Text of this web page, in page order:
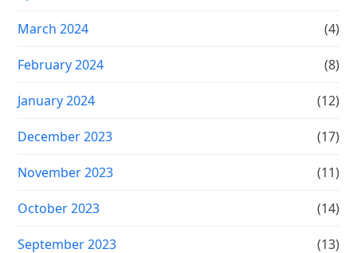
March 2024 (4)
February 2024 (8)
January 2024 (12)
December 2023 (17)
November 2023 (11)
October 2023 (14)
September 2023 (13)